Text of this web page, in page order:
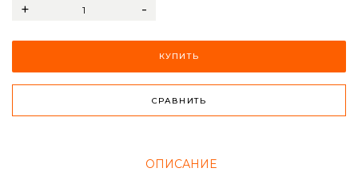
+ -
КУПИТЬ
СРАВНИТЬ
ОПИСАНИЕ